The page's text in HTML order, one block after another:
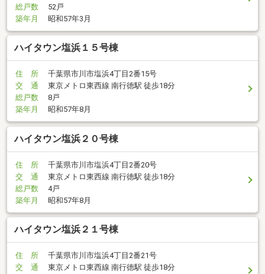
総戸数
52戸
築年月
昭和57年3月
ハイタウン塩浜１５号棟
住 所
千葉県市川市塩浜4丁目2番15号
交 通
東京メトロ東西線 南行徳駅 徒歩18分
総戸数
8戸
築年月
昭和57年8月
ハイタウン塩浜２０号棟
住 所
千葉県市川市塩浜4丁目2番20号
交 通
東京メトロ東西線 南行徳駅 徒歩18分
総戸数
4戸
築年月
昭和57年8月
ハイタウン塩浜２１号棟
住 所
千葉県市川市塩浜4丁目2番21号
交 通
東京メトロ東西線 南行徳駅 徒歩18分